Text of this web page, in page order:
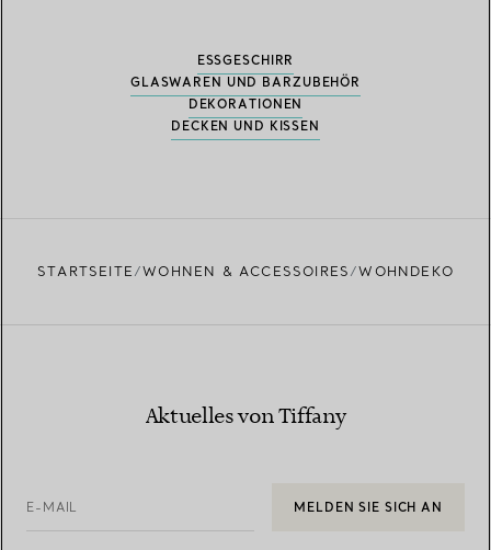
ESSGESCHIRR
GLASWAREN UND BARZUBEHÖR
DEKORATIONEN
DECKEN UND KISSEN
STARTSEITE WOHNEN & ACCESSOIRES WOHNDEKO
Aktuelles von Tiffany
E-MAIL MELDEN SIE SICH AN